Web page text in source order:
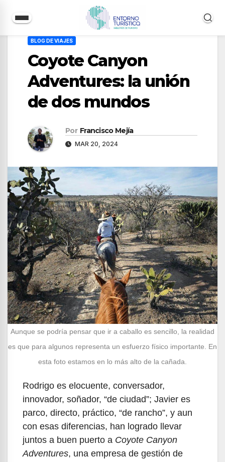
contenido
BLOG DE VIAJES
Coyote Canyon
Adventures: la unión
de dos mundos
Por Francisco Mejía
MAR 20, 2024
Aunque se podría pensar que ir a caballo es sencillo, la realidad
es que para algunos representa un esfuerzo físico importante. En
esta foto estamos en lo más alto de la cañada.
Rodrigo es elocuente, conversador,
innovador, soñador, “de ciudad”; Javier es
parco, directo, práctico, “de rancho”, y aun
con esas diferencias, han logrado llevar
juntos a buen puerto a Coyote Canyon
Adventures, una empresa de gestión de